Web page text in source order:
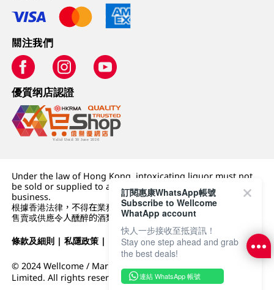
關注我們
優質纲店認證
Under the law of Hong Kong, intoxicating liquor must not
be sold or supplied to a minor (under 18) in the course of
business.
根據香港法律，不得在業務過程中，向未成年人 (18 歲以下人士)
售賣或供應令人醺醉的酒類。
條款及細則 |私隱政策 | DFI零售集團
© 2024 Wellcome / Market Place. The Dairy Farm Company
Limited. All rights reserved.
訂閱惠康WhatsApp帳號
Subscribe to Wellcome
WhatApp account
快人一步接收至抵資訊！
Stay one step ahead and grab
the best deals!
連結 WhatsApp 帳號